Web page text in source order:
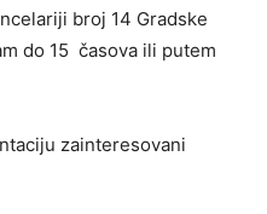
broj 14 Gradske
do 15 časova ili putem
zainteresovani